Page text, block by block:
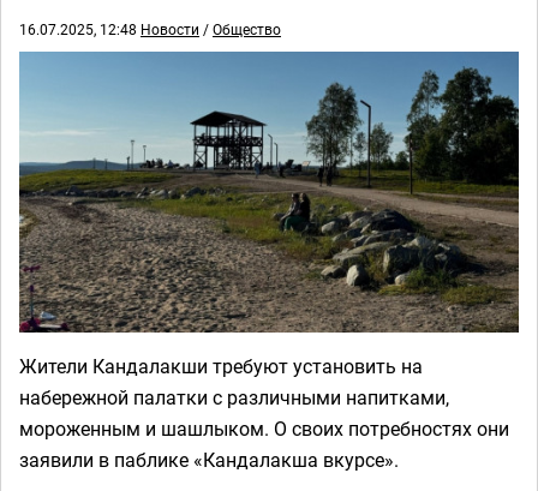
16.07.2025, 12:48 Новости /Общество
Жители Кандалакши требуют установить на
набережной палатки с различными напитками,
мороженным и шашлыком. О своих потребностях они
заявили в паблике «Кандалакша вкурсе».